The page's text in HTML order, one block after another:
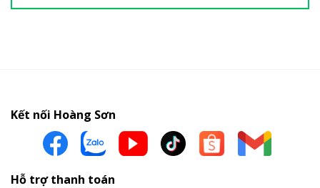
Kết nối Hoàng Sơn
Hỗ trợ thanh toán